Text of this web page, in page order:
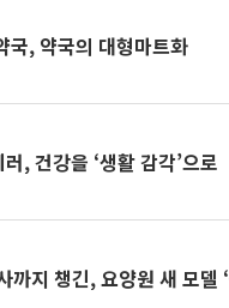
, 약국의 대형마트화
, 건강을 ‘생활 감각’으로
지 챙긴, 요양원 새 모델